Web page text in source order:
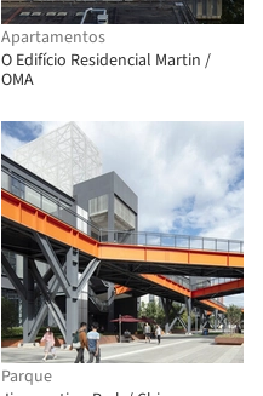
Apartamentos
O Edifício Residencial Martin /
OMA
Parque